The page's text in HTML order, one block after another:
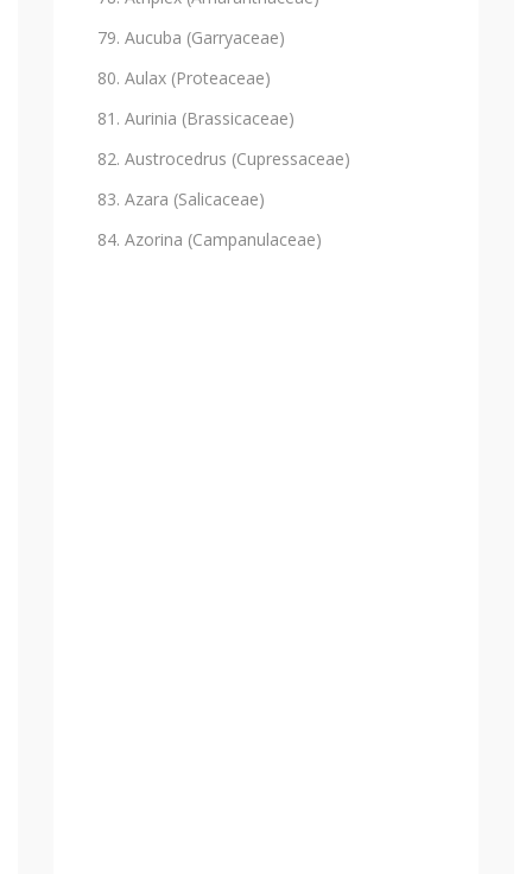
Aucuba (Garryaceae)
Aulax (Proteaceae)
Aurinia (Brassicaceae)
Austrocedrus (Cupressaceae)
Azara (Salicaceae)
Azorina (Campanulaceae)